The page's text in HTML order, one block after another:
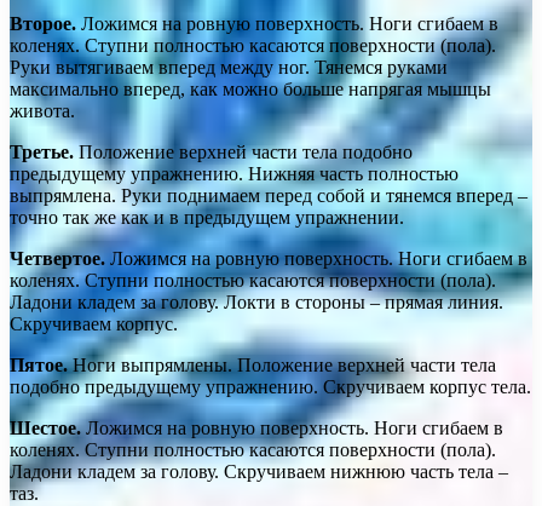
Второе. Ложимся на ровную поверхность. Ноги сгибаем в
коленях. Ступни полностью касаются поверхности (пола).
Руки вытягиваем вперед между ног. Тянемся руками
максимально вперед, как можно больше напрягая мышцы
живота.
Третье.Положение верхней части тела подобно
предыдущему упражнению. Нижняя часть полностью
выпрямлена. Руки поднимаем перед собой и тянемся вперед –
точно так же как и в предыдущем упражнении.
Четвертое. Ложимся на ровную поверхность. Ноги сгибаем в
коленях. Ступни полностью касаются поверхности (пола).
Ладони кладем за голову. Локти в стороны – прямая линия.
Скручиваем корпус.
Пятое.Ноги выпрямлены. Положение верхней части тела
подобно предыдущему упражнению. Скручиваем корпус тела.
Шестое.Ложимся на ровную поверхность. Ноги сгибаем в
коленях. Ступни полностью касаются поверхности (пола).
Ладони кладем за голову. Скручиваем нижнюю часть тела –
таз.